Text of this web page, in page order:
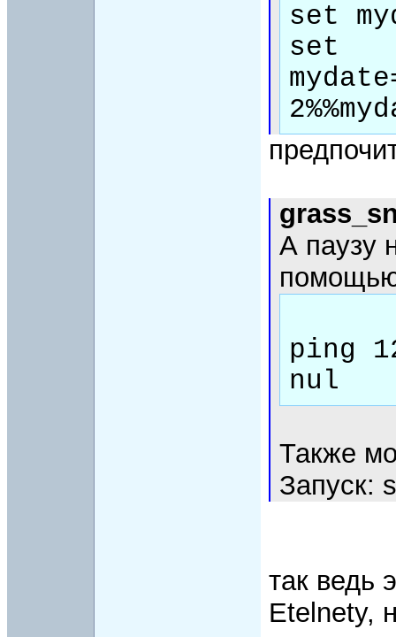
set
set
А паузу
ping
Также
Запуск:
так ведь
Etelnety,